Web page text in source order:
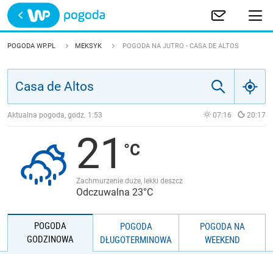
Trwa ładowanie
POLSKA
JAKOŚĆ POWIETRZA
POGODA WP.PL MEKSYK POGODA NA JUTRO - CASA DE ALTOS
Aktualna pogoda, godz. 1:53 07:16 20:17
21
Zachmurzenie duże, lekki deszcz
Odczuwalna 23°C
POGODA
GODZINOWA
POGODA
DŁUGOTERMINOWA
POGODA NA
WEEKEND